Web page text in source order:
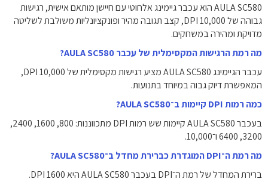
AULA SC580 הוא עכבר גיימינג אלחוטי עם חיישן מותאם אישית, רגישות
גבוהה של 10,000 DPI, קצב תגובה מהיר ופונקציונליות משולבת לשליטה
מדויקת ומהירה במשחקים.
מה רמת הרגישות המקסימלית של עכבר AULA SC580?
עכבר הגיימינג AULA SC580 מציע רגישות מקסימלית של 10,000 DPI,
המאפשרת דיוק גבוה במיוחד בתנועות.
כמה רמות DPI קיימות ב־AULA SC580?
בעכבר AULA SC580 קיימות שש רמות DPI מתכווננות: 800, 1600, 2400,
3200, 6400 ו־10,000.
מה רמת ה־DPI המוגדרת כברירת מחדל ב־AULA SC580?
ברירת המחדל של רמת ה־DPI בעכבר AULA SC580 היא 1600 DPI.